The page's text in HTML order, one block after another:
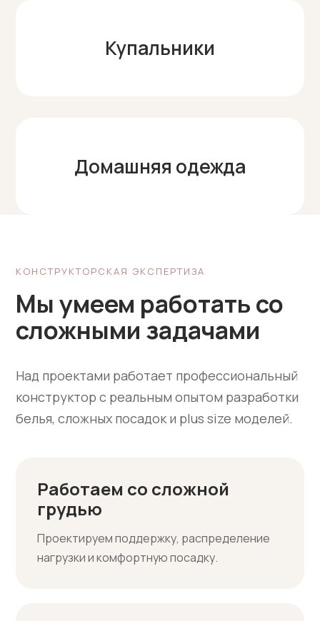
Купальники
Домашняя одежда
КОНСТРУКТОРСКАЯ ЭКСПЕРТИЗА
Мы умеем работать со
сложными задачами
Над проектами работает профессиональный
конструктор с реальным опытом разработки
белья, сложных посадок и plus size моделей.
Работаем со сложной
грудью
Проектируем поддержку, распределение
нагрузки и комфортную посадку.